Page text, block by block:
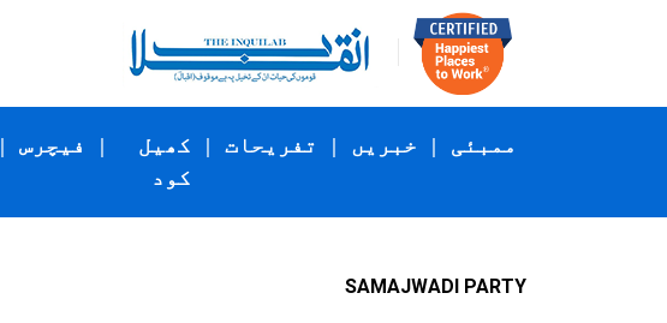
| فیچرس |
کھیل
کود
| تفریحات | خبریں | ممبئی
SAMAJWADI PARTY